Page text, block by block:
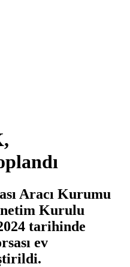
Aracı Kurumu
Kurulu
tarihinde
ev